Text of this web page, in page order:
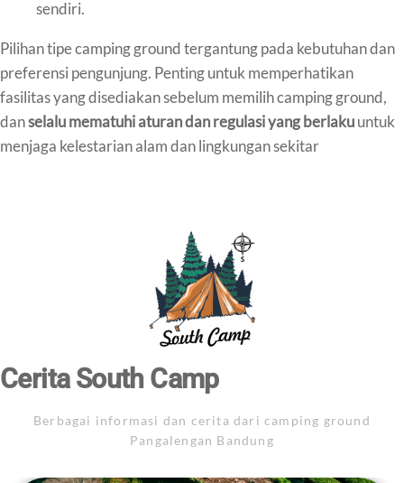
sendiri.
Pilihan tipe camping ground tergantung pada kebutuhan dan
preferensi pengunjung. Penting untuk memperhatikan
fasilitas yang disediakan sebelum memilih camping ground,
danselalu mematuhi aturan dan regulasi yang berlakuuntuk
menjaga kelestarian alam dan lingkungan sekitar
Cerita South Camp
Berbagai informasi dan cerita dari camping ground
Pangalengan Bandung